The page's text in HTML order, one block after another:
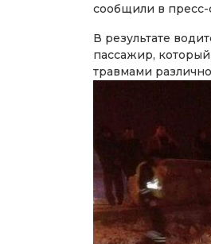
сообщили в пресс-
В результате
пассажир,
травмами